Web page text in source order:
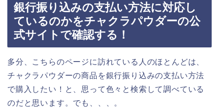
銀行振り込みの支払い方法に対応し
ているのかをチャクラパウダーの公
式サイトで確認する！
多分、こちらのページに訪れている人のほとんどは、
チャクラパウダーの商品を銀行振り込みの支払い方法
で購入したい！と、思って色々と検索して調べている
のだと思います。でも、、、。